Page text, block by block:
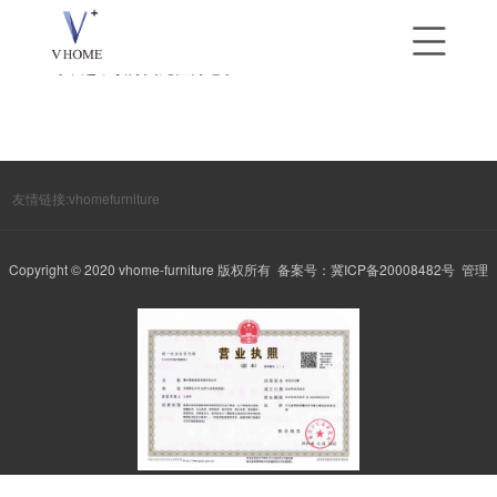
对不起，该分类无任何记录
友情链接:vhomefurniture
Copyright © 2020 vhome-furniture 版权所有 备案号： 冀ICP备20008482号 管理